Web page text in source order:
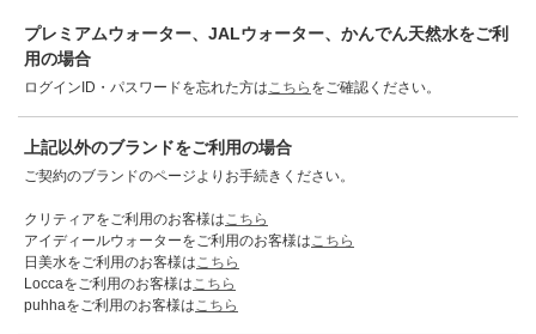
プレミアムウォーター、JALウォーター、かんでん天然水をご利
用の場合
ログインID・パスワードを忘れた方はこちら をご確認ください。
上記以外のブランドをご利用の場合
ご契約のブランドのページよりお手続きください。
クリティアをご利用のお客様はこちら
アイディールウォーターをご利用のお客様はこちら
日美水をご利用のお客様はこちら
Loccaをご利用のお客様はこちら
puhhaをご利用のお客様はこちら